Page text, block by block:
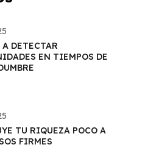
DETECTAR
EN TIEMPOS DE
TU RIQUEZA POCO A
FIRMES